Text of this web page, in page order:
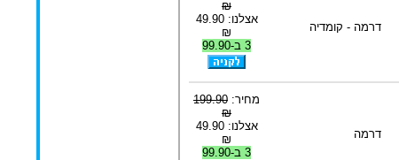
דרמה - קומדיה
₪
אצלנו: 49.90
₪
3 ב-99.90
דרמה
מחיר: 199.90
₪
אצלנו: 49.90
₪
3 ב-99.90